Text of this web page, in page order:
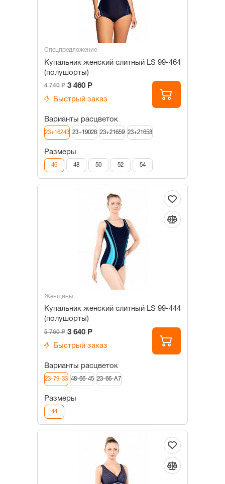
Спецпредложение
Купальник женский слитный LS 99-464
(полушорты)
4 740 Р 3 460 Р
Быстрый заказ
Варианты расцветок
23+16243 23+19028 23+21659 23+21658
Размеры
46 48 50 52 54
Женщины
Купальник женский слитный LS 99-444
(полушорты)
5 760 Р 3 640 Р
Быстрый заказ
Варианты расцветок
23-79-33 48-66-45 23-66-А7
Размеры
44